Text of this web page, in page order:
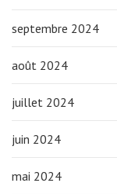
septembre 2024
août 2024
juillet 2024
juin 2024
mai 2024